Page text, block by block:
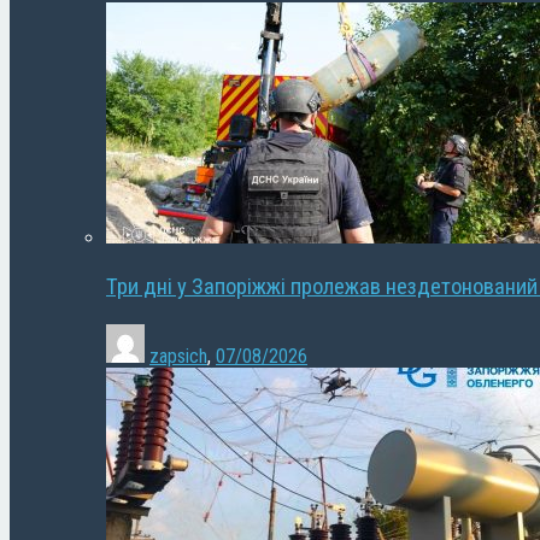
Три дні у Запоріжжі пролежав
zapsich, 07/08/2026